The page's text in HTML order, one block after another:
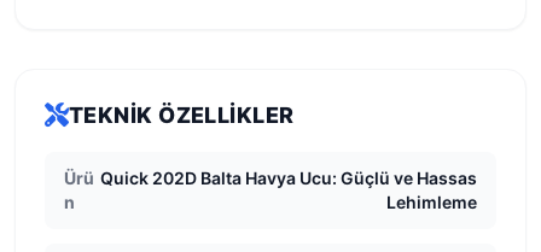
TEKNIK ÖZELLIKLER
Ürü
n
Quick 202D Balta Havya Ucu: Güçlü ve Hassas
Lehimleme